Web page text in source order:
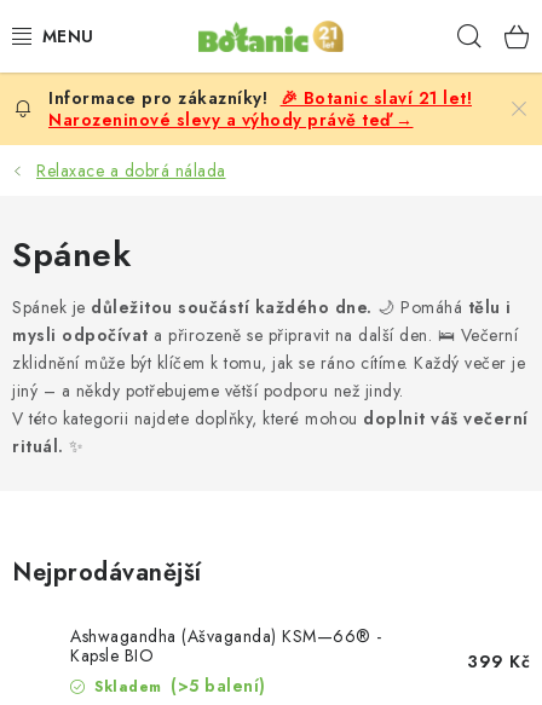
na
PREMIUM
DOPLŇKY STRAVY
SLEVY, AKCE
BESTSELLERY
DOVOLENÁ
🎉 Botanic slaví 21 let!
Narozeninové slevy a výhody právě teď →
Relaxace a dobrá nálada
Spánek
Spánek je důležitou součástí každého dne. 🌙 Pomáhá tělu i
mysli odpočívat a přirozeně se připravit na další den. 🛌 Večerní
zklidnění může být klíčem k tomu, jak se ráno cítíme. Každý večer je
jiný – a někdy potřebujeme větší podporu než jindy.
V této kategorii najdete doplňky, které mohou doplnit váš večerní
rituál. ✨
Nejprodávanější
Ashwagandha (Ašvaganda) KSM—66® -
Kapsle BIO
Skladem (>5 balení)
399 Kč